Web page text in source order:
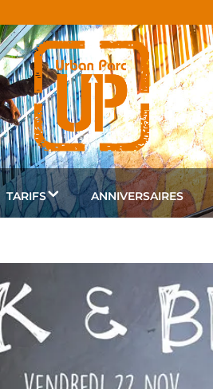
TARIFS ANNIVERSAIRES